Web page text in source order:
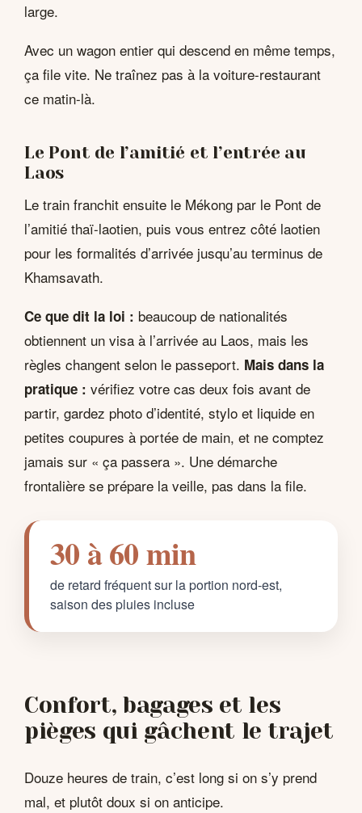
large.
Avec un wagon entier qui descend en même temps,
ça file vite. Ne traînez pas à la voiture-restaurant
ce matin-là.
Le Pont de l’amitié et l’entrée au
Laos
Le train franchit ensuite le Mékong par le Pont de
l’amitié thaï-laotien, puis vous entrez côté laotien
pour les formalités d’arrivée jusqu’au terminus de
Khamsavath.
Ce que dit la loi : beaucoup de nationalités
obtiennent un visa à l’arrivée au Laos, mais les
règles changent selon le passeport. Mais dans la
pratique : vérifiez votre cas deux fois avant de
partir, gardez photo d’identité, stylo et liquide en
petites coupures à portée de main, et ne comptez
jamais sur « ça passera ». Une démarche
frontalière se prépare la veille, pas dans la file.
30 à 60 min
de retard fréquent sur la portion nord-est,
saison des pluies incluse
Confort, bagages et les
pièges qui gâchent le trajet
Douze heures de train, c’est long si on s’y prend
mal, et plutôt doux si on anticipe.